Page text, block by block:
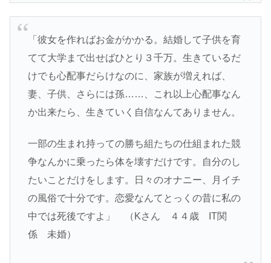
「彼女を作ればお金がかかる。結婚して子供を育
てて大学まで出せばひとり３千万。生きているだ
けでも心配事だらけなのに、家族が増えれば、
妻、子供、さらには孫……、これ以上心配事なん
か出来たら、生きていく自信なんてありません。
一部の生まれ持っての勝ち組たちの仕組まれた競
争なんかに乗ったら体を壊すだけです。自分のし
たいことだけをします。日々のオナニー、月イチ
の風俗で十分です。恋愛なんてとっくの昔に私の
中では死後ですよ」 （Kさん ４４歳 IT関
係 未婚）